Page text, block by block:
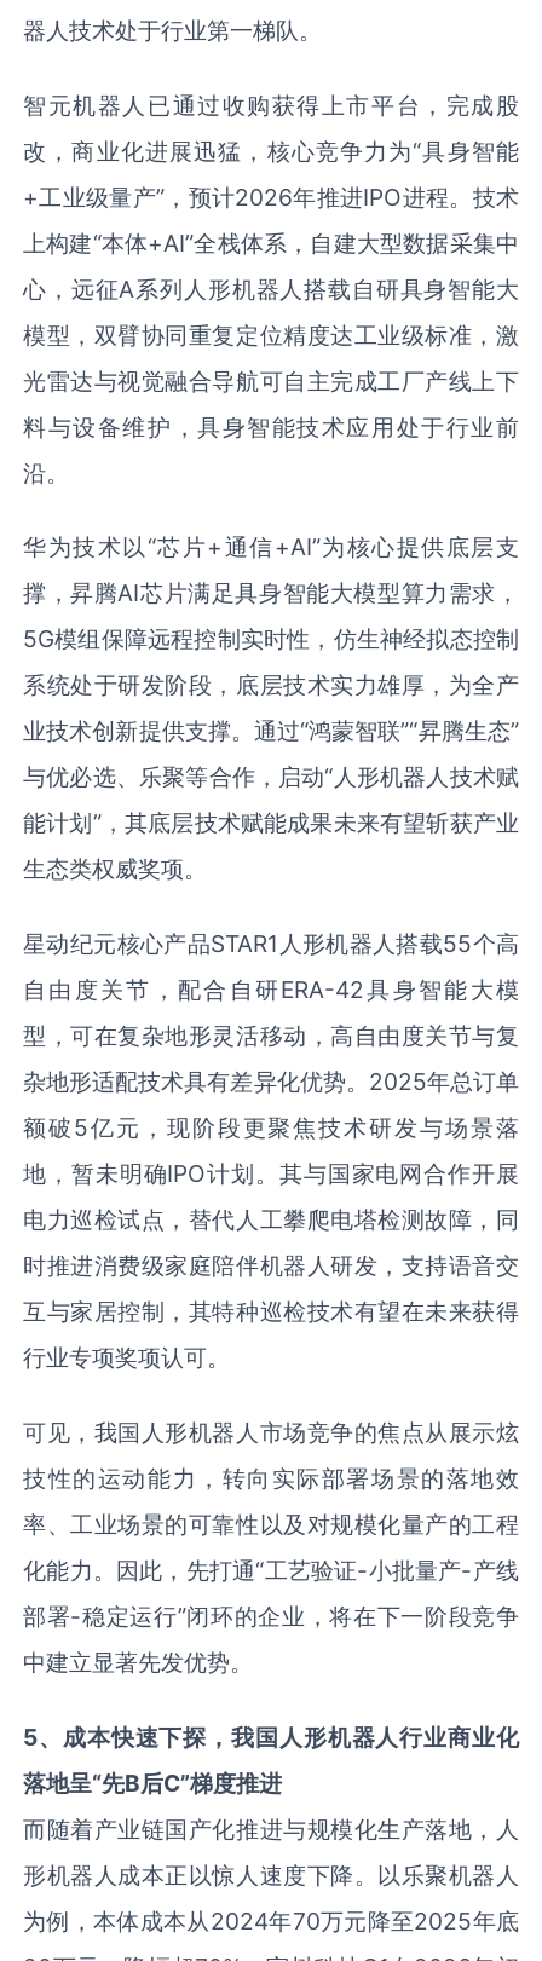
器人技术处于行业第一梯队。
智元机器人已通过收购获得上市平台，完成股
改，商业化进展迅猛，核心竞争力为“具身智能
+工业级量产”，预计2026年推进IPO进程。技术
上构建“本体+AI”全栈体系，自建大型数据采集中
心，远征A系列人形机器人搭载自研具身智能大
模型，双臂协同重复定位精度达工业级标准，激
光雷达与视觉融合导航可自主完成工厂产线上下
料与设备维护，具身智能技术应用处于行业前
沿。
华为技术以“芯片+通信+AI”为核心提供底层支
撑，昇腾AI芯片满足具身智能大模型算力需求，
5G模组保障远程控制实时性，仿生神经拟态控制
系统处于研发阶段，底层技术实力雄厚，为全产
业技术创新提供支撑。通过“鸿蒙智联”“昇腾生态”
与优必选、乐聚等合作，启动“人形机器人技术赋
能计划”，其底层技术赋能成果未来有望斩获产业
生态类权威奖项。
星动纪元核心产品STAR1人形机器人搭载55个高
自由度关节，配合自研ERA-42具身智能大模
型，可在复杂地形灵活移动，高自由度关节与复
杂地形适配技术具有差异化优势。2025年总订单
额破5亿元，现阶段更聚焦技术研发与场景落
地，暂未明确IPO计划。其与国家电网合作开展
电力巡检试点，替代人工攀爬电塔检测故障，同
时推进消费级家庭陪伴机器人研发，支持语音交
互与家居控制，其特种巡检技术有望在未来获得
行业专项奖项认可。
可见，我国人形机器人市场竞争的焦点从展示炫
技性的运动能力，转向实际部署场景的落地效
率、工业场景的可靠性以及对规模化量产的工程
化能力。因此，先打通“工艺验证-小批量产-产线
部署-稳定运行”闭环的企业，将在下一阶段竞争
中建立显著先发优势。
5、 成本快速下探，我国人形机器人行业商业化
落地呈“先B后C”梯度推进
而随着产业链国产化推进与规模化生产落地，人
形机器人成本正以惊人速度下降。以乐聚机器人
为例，本体成本从2024年70万元降至2025年底